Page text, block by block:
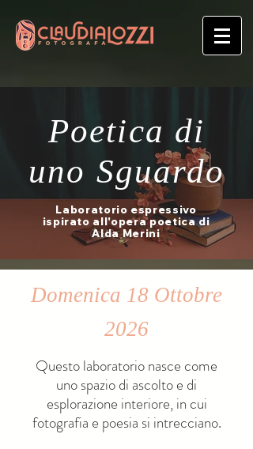
Poetica di
uno Sguardo
Laboratorio espressivo
ispirato all'opera poetica di
Alda Merini
Domenica 18 Ottobre
2026
Questo laboratorio nasce come
uno spazio di ascolto e di
esplorazione interiore, in cui
fotografia e poesia si intrecciano.